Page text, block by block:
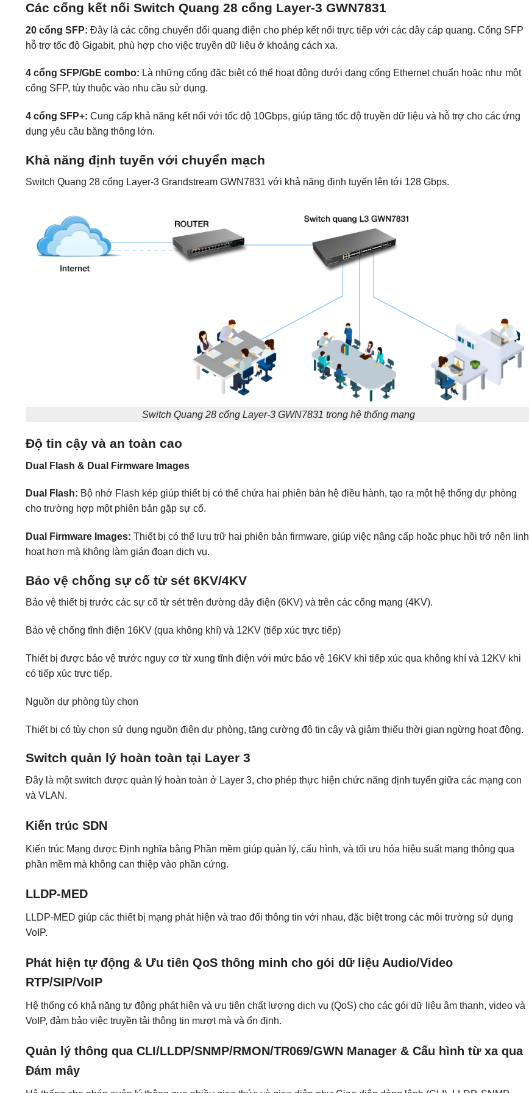
Các cổng kết nối Switch Quang 28 cổng Layer-3 GWN7831
20 cổng SFP: Đây là các cổng chuyển đổi quang điện cho phép kết nối trực tiếp với các dây cáp quang. Cổng SFP
hỗ trợ tốc độ Gigabit, phù hợp cho việc truyền dữ liệu ở khoảng cách xa.
4 cổng SFP/GbE combo: Là những cổng đặc biệt có thể hoạt động dưới dạng cổng Ethernet chuẩn hoặc như một
cổng SFP, tùy thuộc vào nhu cầu sử dụng.
4 cổng SFP+: Cung cấp khả năng kết nối với tốc độ 10Gbps, giúp tăng tốc độ truyền dữ liệu và hỗ trợ cho các ứng
dụng yêu cầu băng thông lớn.
Khả năng định tuyến với chuyển mạch
Switch Quang 28 cổng Layer-3 Grandstream GWN7831 với khả năng định tuyến lên tới 128 Gbps.
Switch Quang 28 cổng Layer-3 GWN7831 trong hệ thống mạng
Độ tin cậy và an toàn cao
Dual Flash & Dual Firmware Images
Dual Flash: Bộ nhớ Flash kép giúp thiết bị có thể chứa hai phiên bản hệ điều hành, tạo ra một hệ thống dự phòng
cho trường hợp một phiên bản gặp sự cố.
Dual Firmware Images: Thiết bị có thể lưu trữ hai phiên bản firmware, giúp việc nâng cấp hoặc phục hồi trở nên linh
hoạt hơn mà không làm gián đoạn dịch vụ.
Bảo vệ chống sự cố từ sét 6KV/4KV
Bảo vệ thiết bị trước các sự cố từ sét trên đường dây điện (6KV) và trên các cổng mạng (4KV).
Bảo vệ chống tĩnh điện 16KV (qua không khí) và 12KV (tiếp xúc trực tiếp)
Thiết bị được bảo vệ trước nguy cơ từ xung tĩnh điện với mức bảo vệ 16KV khi tiếp xúc qua không khí và 12KV khi
có tiếp xúc trực tiếp.
Nguồn dự phòng tùy chọn
Thiết bị có tùy chọn sử dụng nguồn điện dự phòng, tăng cường độ tin cậy và giảm thiểu thời gian ngừng hoạt động.
Switch quản lý hoàn toàn tại Layer 3
Đây là một switch được quản lý hoàn toàn ở Layer 3, cho phép thực hiện chức năng định tuyến giữa các mạng con
và VLAN.
Kiến trúc SDN
Kiến trúc Mạng được Định nghĩa bằng Phần mềm giúp quản lý, cấu hình, và tối ưu hóa hiệu suất mạng thông qua
phần mềm mà không can thiệp vào phần cứng.
LLDP-MED
LLDP-MED giúp các thiết bị mạng phát hiện và trao đổi thông tin với nhau, đặc biệt trong các môi trường sử dụng
VoIP.
Phát hiện tự động & Ưu tiên QoS thông minh cho gói dữ liệu Audio/Video
RTP/SIP/VoIP
Hệ thống có khả năng tự động phát hiện và ưu tiên chất lượng dịch vụ (QoS) cho các gói dữ liệu âm thanh, video và
VoIP, đảm bảo việc truyền tải thông tin mượt mà và ổn định.
Quản lý thông qua CLI/LLDP/SNMP/RMON/TR069/GWN Manager & Cấu hình từ xa qua
Đám mây